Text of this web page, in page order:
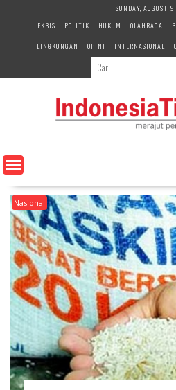
e
n
SUNDAY, AUGUST
EKBIS
POLITIK HUKUM OLAHRAGA
LINGKUNGAN
OPINI INTERNASIONAL
Nasional